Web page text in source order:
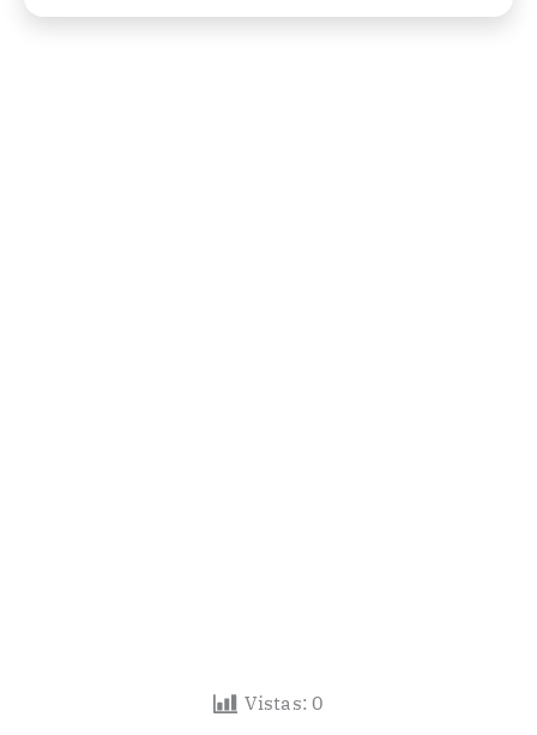
Vistas: 0